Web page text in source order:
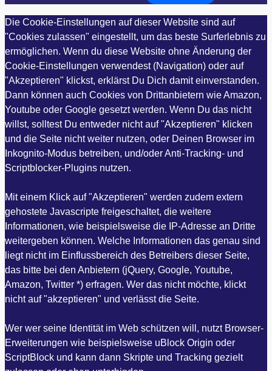
Die Cookie-Einstellungen auf dieser Website sind auf
"Cookies zulassen" eingestellt, um das beste Surferlebnis zu
ermöglichen. Wenn du diese Website ohne Änderung der
Cookie-Einstellungen verwendest (Navigation) oder auf
"Akzeptieren" klickst, erklärst Du Dich damit einverstanden.
Dann können auch Cookies von Drittanbietern wie Amazon,
Youtube oder Google gesetzt werden. Wenn Du das nicht
willst, solltest Du entweder nicht auf "Akzeptieren" klicken
und die Seite nicht weiter nutzen, oder Deinen Browser im
Inkognito-Modus betreiben, und/oder Anti-Tracking- und
Scriptblocker-Plugins nutzen.
Mit einem Klick auf "Akzeptieren" werden zudem extern
gehostete Javascripte freigeschaltet, die weitere
Informationen, wie beispielsweise die IP-Adresse an Dritte
weitergeben können. Welche Informationen das genau sind
liegt nicht im Einflussbereich des Betreibers dieser Seite,
das bitte bei den Anbietern (jQuery, Google, Youtube,
Amazon, Twitter *) erfragen. Wer das nicht möchte, klickt
nicht auf "akzeptieren" und verlässt die Seite.
Wer wer seine Identität im Web schützen will, nutzt Browser-
Erweiterungen wie beispielsweise uBlock Origin oder
ScriptBlock und kann dann Skripte und Tracking gezielt